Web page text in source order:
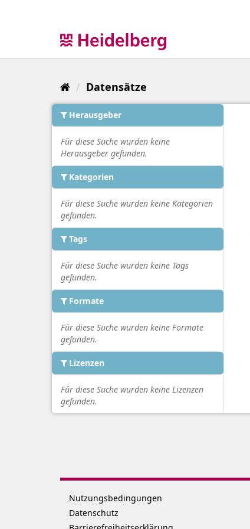
Datensätze
Herausgeber
Für diese Suche wurden keine
Herausgeber gefunden.
Kategorien
Für diese Suche wurden keine Kategorien
gefunden.
Tags
Für diese Suche wurden keine Tags
gefunden.
Formate
Für diese Suche wurden keine Formate
gefunden.
Lizenzen
Für diese Suche wurden keine Lizenzen
gefunden.
Nutzungsbedingungen
Datenschutz